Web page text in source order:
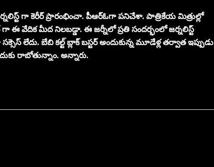
గా కెరీర్ ప్రారంభించా. పీఆర్ఓగా పనిచేశా. పాత్రికేయ మిత్రుల్లో
ఈ వేదిక మీద నిలబడ్డా. ఈ జర్నీలో ప్రతి సందర్భంలో జర్నలిస్ట్
లేదు. బేబి కల్ట్ బ్లాక్ బస్టర్ అందుకున్న మూడేళ్ల తర్వాత ఇప్పుడు
రాబోతున్నాం. అన్నారు.